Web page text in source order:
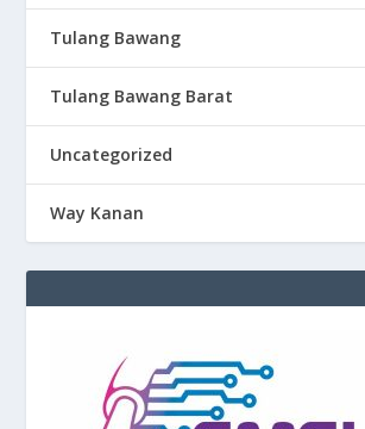
Tulang Bawang
Tulang Bawang Barat
Uncategorized
Way Kanan